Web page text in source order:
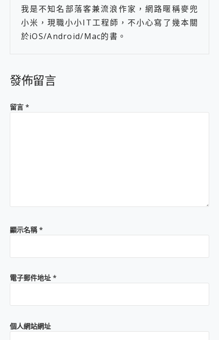
我是不知名部落客兼流浪作家，網路暱稱麥兜
小米，現職小小IT工程師，不小心寫了幾本關
於iOS/Android/Mac的書。
發佈留言
留言 *
顯示名稱*
電子郵件地址 *
個人網站網址